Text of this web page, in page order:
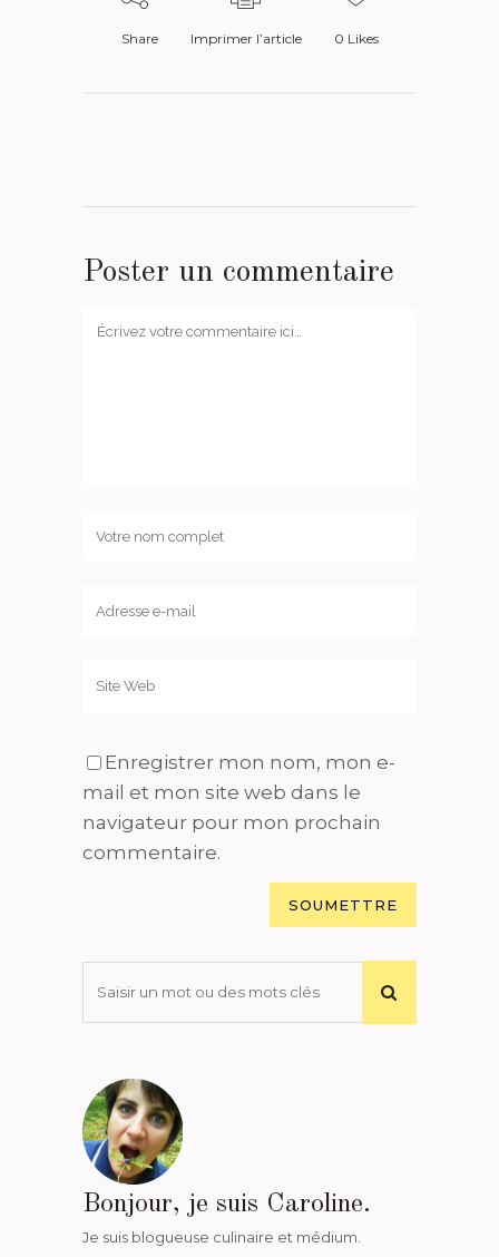
Share Imprimer l’article 0 Likes
Poster un commentaire
Enregistrer mon nom, mon e-
mail et mon site web dans le
navigateur pour mon prochain
commentaire.
Bonjour, je suis Caroline.
Je suis blogueuse culinaire et médium.